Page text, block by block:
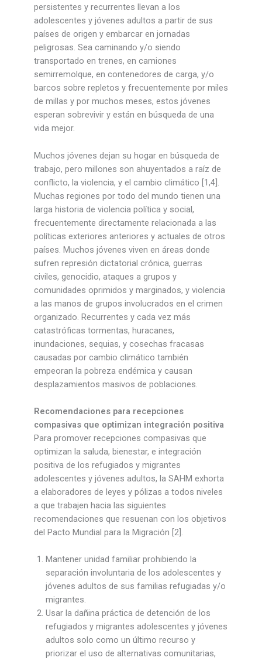
persistentes y recurrentes llevan a los
adolescentes y jóvenes adultos a partir de sus
países de origen y embarcar en jornadas
peligrosas. Sea caminando y/o siendo
transportado en trenes, en camiones
semirremolque, en contenedores de carga, y/o
barcos sobre repletos y frecuentemente por miles
de millas y por muchos meses, estos jóvenes
esperan sobrevivir y están en búsqueda de una
vida mejor.
Muchos jóvenes dejan su hogar en búsqueda de
trabajo, pero millones son ahuyentados a raíz de
conflicto, la violencia, y el cambio climático [1,4].
Muchas regiones por todo del mundo tienen una
larga historia de violencia política y social,
frecuentemente directamente relacionada a las
políticas exteriores anteriores y actuales de otros
países. Muchos jóvenes viven en áreas donde
sufren represión dictatorial crónica, guerras
civiles, genocidio, ataques a grupos y
comunidades oprimidos y marginados, y violencia
a las manos de grupos involucrados en el crimen
organizado. Recurrentes y cada vez más
catastróficas tormentas, huracanes,
inundaciones, sequias, y cosechas fracasas
causadas por cambio climático también
empeoran la pobreza endémica y causan
desplazamientos masivos de poblaciones.
Recomendaciones para recepciones
compasivas que optimizan integración positiva
Para promover recepciones compasivas que
optimizan la saluda, bienestar, e integración
positiva de los refugiados y migrantes
adolescentes y jóvenes adultos, la SAHM exhorta
a elaboradores de leyes y pólizas a todos niveles
a que trabajen hacia las siguientes
recomendaciones que resuenan con los objetivos
del Pacto Mundial para la Migración [2].
Mantener unidad familiar prohibiendo la
separación involuntaria de los adolescentes y
jóvenes adultos de sus familias refugiadas y/o
migrantes.
Usar la dañina práctica de detención de los
refugiados y migrantes adolescentes y jóvenes
adultos solo como un último recurso y
priorizar el uso de alternativas comunitarias,